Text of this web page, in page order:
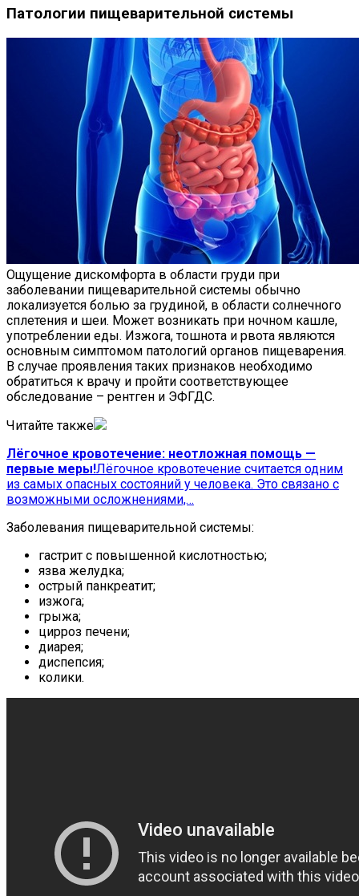
Патологии пищеварительной системы
Ощущение дискомфорта в области груди при
заболевании пищеварительной системы обычно
локализуется болью за грудиной, в области солнечного
сплетения и шеи. Может возникать при ночном кашле,
употреблении еды. Изжога, тошнота и рвота являются
основным симптомом патологий органов пищеварения.
В случае проявления таких признаков необходимо
обратиться к врачу и пройти соответствующее
обследование – рентген и ЭФГДС.
Читайте также
Лёгочное кровотечение: неотложная помощь —
первые меры!Лёгочное кровотечение считается одним
из самых опасных состояний у человека. Это связано с
возможными осложнениями,…
Заболевания пищеварительной системы:
гастрит с повышенной кислотностью;
язва желудка;
острый панкреатит;
изжога;
грыжа;
цирроз печени;
диарея;
диспепсия;
колики.